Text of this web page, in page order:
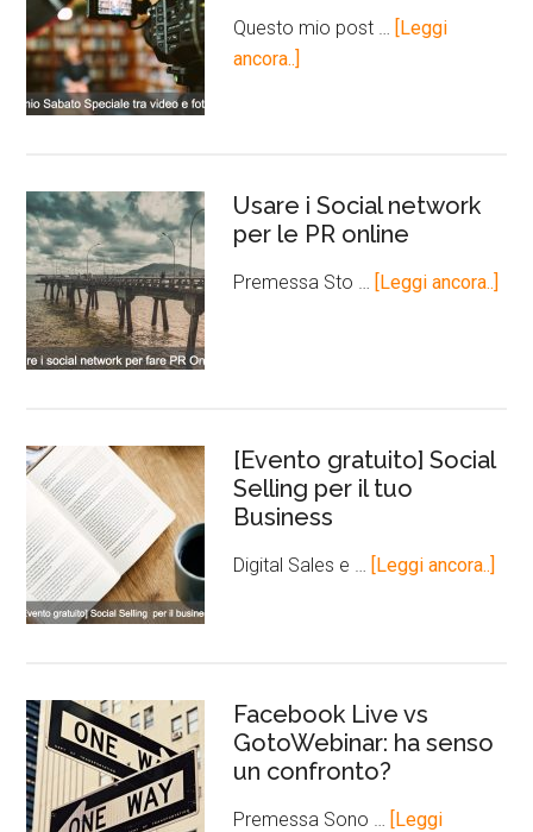
Questo mio post … [Leggi
ancora..]
Usare i Social network
per le PR online
Premessa Sto … [Leggi ancora..]
[Evento gratuito] Social
Selling per il tuo
Business
Digital Sales e … [Leggi ancora..]
Facebook Live vs
GotoWebinar: ha senso
un confronto?
Premessa Sono … [Leggi